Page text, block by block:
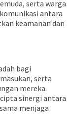
serta warga
antara
keamanan dan
bagi
serta
mereka.
sinergi antara
menjaga